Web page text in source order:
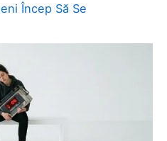
Încep Să Se